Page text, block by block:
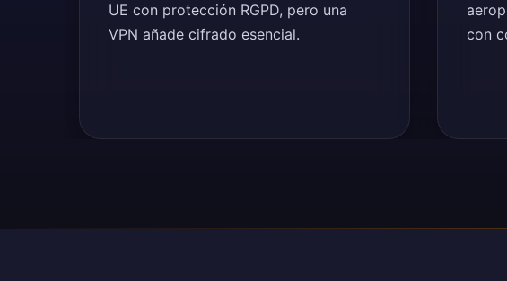
UE con protección RGPD, pero una
VPN añade cifrado esencial.
con